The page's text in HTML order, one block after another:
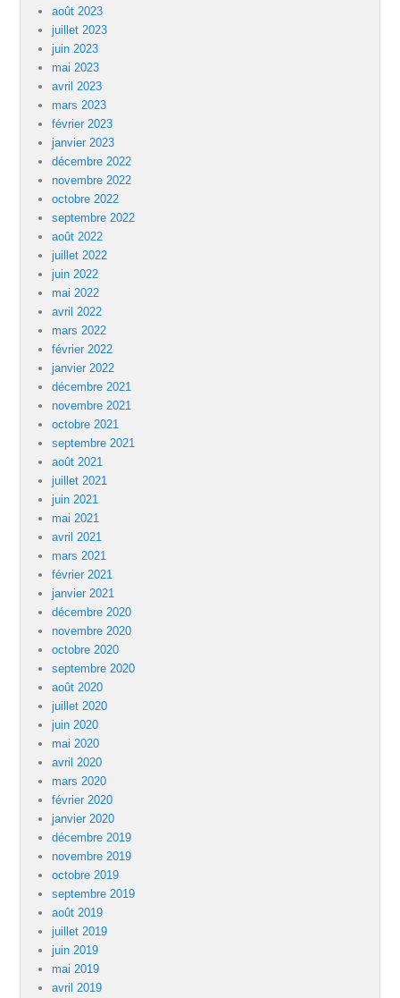
août 2023
juillet 2023
juin 2023
mai 2023
avril 2023
mars 2023
février 2023
janvier 2023
décembre 2022
novembre 2022
octobre 2022
septembre 2022
août 2022
juillet 2022
juin 2022
mai 2022
avril 2022
mars 2022
février 2022
janvier 2022
décembre 2021
novembre 2021
octobre 2021
septembre 2021
août 2021
juillet 2021
juin 2021
mai 2021
avril 2021
mars 2021
février 2021
janvier 2021
décembre 2020
novembre 2020
octobre 2020
septembre 2020
août 2020
juillet 2020
juin 2020
mai 2020
avril 2020
mars 2020
février 2020
janvier 2020
décembre 2019
novembre 2019
octobre 2019
septembre 2019
août 2019
juillet 2019
juin 2019
mai 2019
avril 2019